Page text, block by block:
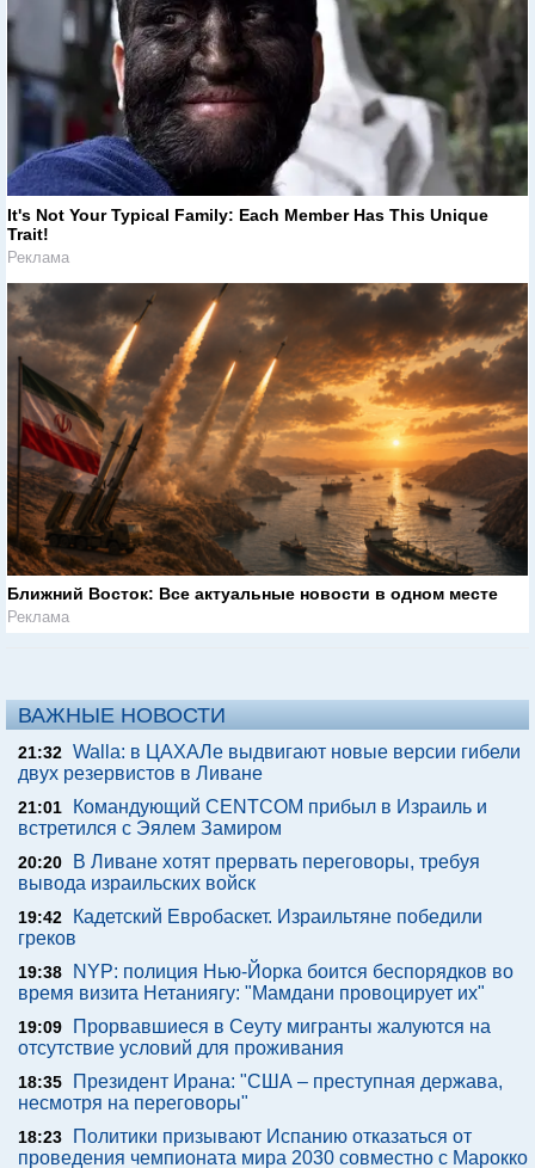
It's Not Your Typical Family: Each Member Has This Unique
Trait!
Реклама
Ближний Восток: Все актуальные новости в одном месте
Реклама
ВАЖНЫЕ НОВОСТИ
21:32 Walla: в ЦАХАЛе выдвигают новые версии гибели
двух резервистов в Ливане
21:01
Командующий CENTCOM прибыл в Израиль и
встретился с Эялем Замиром
20:20
В Ливане хотят прервать переговоры, требуя
вывода израильских войск
19:42
Кадетский Евробаскет. Израильтяне победили
греков
19:38
NYP: полиция Нью-Йорка боится беспорядков во
время визита Нетаниягу: "Мамдани провоцирует их"
19:09
Прорвавшиеся в Сеуту мигранты жалуются на
отсутствие условий для проживания
18:35
Президент Ирана: "США – преступная держава,
несмотря на переговоры"
18:23
Политики призывают Испанию отказаться от
проведения чемпионата мира 2030 совместно с Марокко